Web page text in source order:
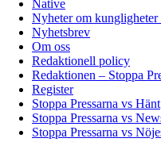
Native
Nyheter om kungligheter
Nyhetsbrev
Om oss
Redaktionell policy
Redaktionen – Stoppa
Register
Stoppa Pressarna vs Hänt
Stoppa Pressarna vs
Stoppa Pressarna vs